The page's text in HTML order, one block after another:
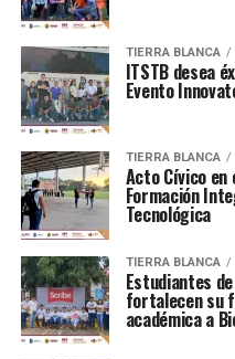
TIERRA BLANCA
ITSTB desea
Evento
TIERRA BLANCA
Acto Cívico en
Formación
Tecnológica
TIERRA BLANCA
Estudiantes
fortalecen su
académica a